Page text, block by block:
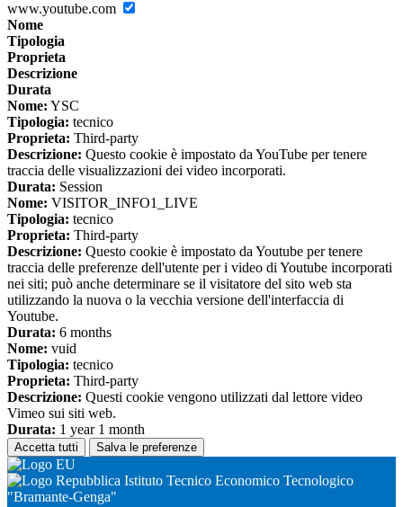
www.youtube.com
Nome
Tipologia
Proprieta
Descrizione
Durata
Nome: YSC
Tipologia: tecnico
Proprieta: Third-party
Descrizione: Questo cookie è impostato da YouTube per tenere
traccia delle visualizzazioni dei video incorporati.
Durata: Session
Nome: VISITOR_INFO1_LIVE
Tipologia: tecnico
Proprieta: Third-party
Descrizione: Questo cookie è impostato da Youtube per tenere
traccia delle preferenze dell'utente per i video di Youtube incorporati
nei siti; può anche determinare se il visitatore del sito web sta
utilizzando la nuova o la vecchia versione dell'interfaccia di
Youtube.
Durata: 6 months
Nome: vuid
Tipologia: tecnico
Proprieta: Third-party
Descrizione: Questi cookie vengono utilizzati dal lettore video
Vimeo sui siti web.
Durata: 1 year 1 month
Accetta tutti Salva le preferenze
Istituto Tecnico Economico Tecnologico
"Bramante-Genga"